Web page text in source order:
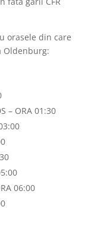
orasele din care
Oldenburg:
– ORA 01:30
06:00